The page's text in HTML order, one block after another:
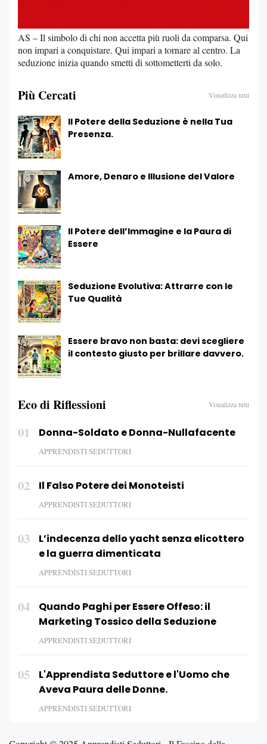
AS – Il simbolo di chi non accetta più ruoli da comparsa. Qui
non impari a conquistare. Qui impari a tornare al centro. La
seduzione inizia quando smetti di sottometterti da solo.
Più Cercati Visualizza tutti
Il Potere della Seduzione è nella Tua
Presenza.
Amore, Denaro e Illusione del Valore
Il Potere dell’Immagine e la Paura di
Essere
Seduzione Evolutiva: Attrarre con le
Tue Qualità
Essere bravo non basta: devi scegliere
il contesto giusto per brillare davvero.
Eco di Riflessioni Visualizza tutti
01 Donna-Soldato e Donna-Nullafacente
APPRENDISTI SEDUTTORI
02 Il Falso Potere dei Monoteisti
APPRENDISTI SEDUTTORI
03
L’indecenza dello yacht senza elicottero
e la guerra dimenticata
APPRENDISTI SEDUTTORI
04
Quando Paghi per Essere Offeso: il
Marketing Tossico della Seduzione
APPRENDISTI SEDUTTORI
05
L'Apprendista Seduttore e l'Uomo che
Aveva Paura delle Donne.
APPRENDISTI SEDUTTORI